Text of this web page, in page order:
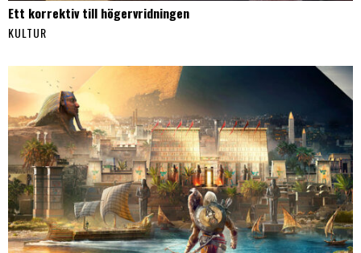
Ett korrektiv till högervridningen
KULTUR